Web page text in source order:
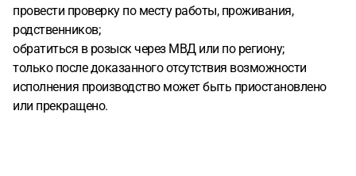
провести проверку по месту работы, проживания,
родственников;
обратиться в розыск через МВД или по региону;
только после доказанного отсутствия возможности
исполнения производство может быть приостановлено
или прекращено.